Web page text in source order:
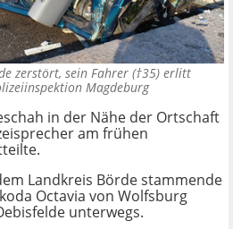
zerstört, sein Fahrer (†35) erlitt
Magdeburg
in der Nähe der Ortschaft
am frühen
Landkreis Börde stammende
Octavia von Wolfsburg
unterwegs.